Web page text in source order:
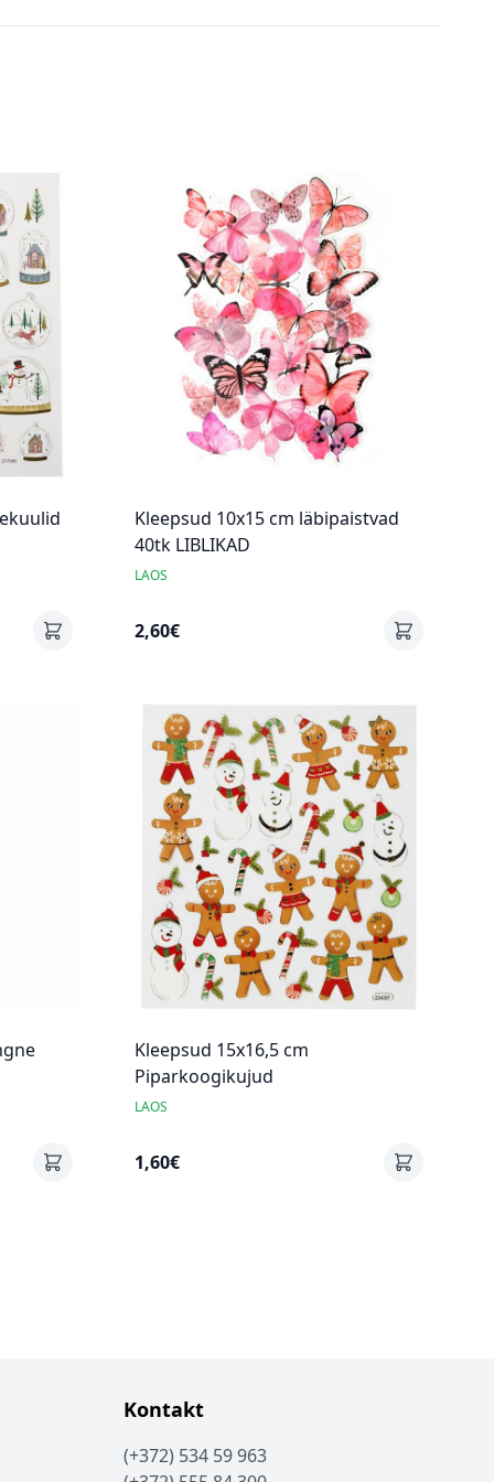
Kleepsud 10x15 cm läbipaistvad
40tk LIBLIKAD
LAOS
2,60€
Kleepsud 15x16,5 cm
Piparkoogikujud
LAOS
1,60€
Kontakt
(+372) 534 59 963